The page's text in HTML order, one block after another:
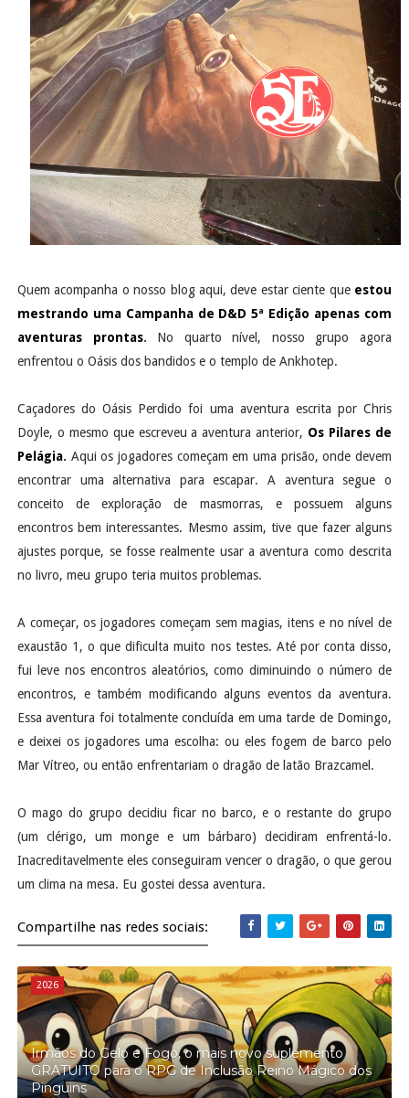
Quem acompanha o nosso blog aqui, deve estar ciente que estou
mestrando uma Campanha de D&D 5ª Edição apenas com
aventuras prontas. No quarto nível, nosso grupo agora
enfrentou o Oásis dos bandidos e o templo de Ankhotep.
Caçadores do Oásis Perdido foi uma aventura escrita por Chris
Doyle, o mesmo que escreveu a aventura anterior, Os Pilares de
Pelágia. Aqui os jogadores começam em uma prisão, onde devem
encontrar uma alternativa para escapar. A aventura segue o
conceito de exploração de masmorras, e possuem alguns
encontros bem interessantes. Mesmo assim, tive que fazer alguns
ajustes porque, se fosse realmente usar a aventura como descrita
no livro, meu grupo teria muitos problemas.
A começar, os jogadores começam sem magias, itens e no nível de
exaustão 1, o que dificulta muito nos testes. Até por conta disso,
fui leve nos encontros aleatórios, como diminuindo o número de
encontros, e também modificando alguns eventos da aventura.
Essa aventura foi totalmente concluída em uma tarde de Domingo,
e deixei os jogadores uma escolha: ou eles fogem de barco pelo
Mar Vítreo, ou então enfrentariam o dragão de latão Brazcamel.
O mago do grupo decidiu ficar no barco, e o restante do grupo
(um clérigo, um monge e um bárbaro) decidiram enfrentá-lo.
Inacreditavelmente eles conseguiram vencer o dragão, o que gerou
um clima na mesa. Eu gostei dessa aventura.
Compartilhe nas redes sociais:
2026
Irmãos do Gelo e Fogo, o mais novo suplemento
GRATUITO para o RPG de Inclusão Reino Mágico dos
Pinguins